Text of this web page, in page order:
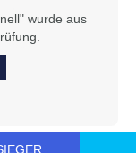
wurde aus